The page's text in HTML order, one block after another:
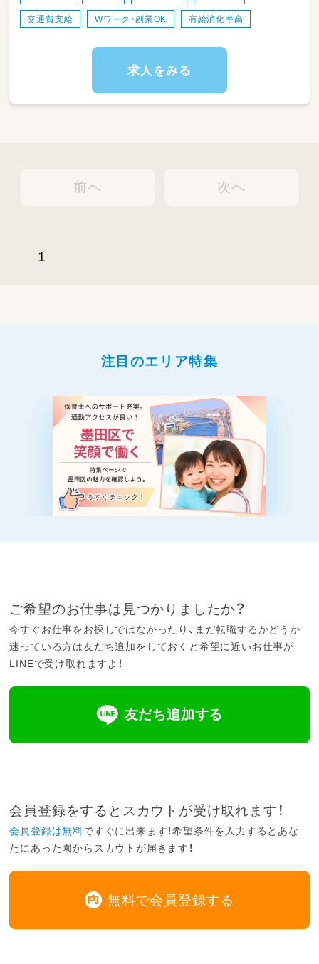
◆離乳食の盛り付け補助
◆洗い物・片付け など
交通費支給 Wワーク・副業OK 有給消化率高
求人をみる
前へ
1
次へ
注目のエリア特集
ご希望のお仕事は見つかりましたか？
今すぐお仕事をお探しではなかったり、まだ転職するかどうか
迷っている方は友だち追加をしておくと希望に近いお仕事が
LINEで受け取れますよ！
友だち追加する
会員登録をするとスカウトが受け取れます！
会員登録は無料ですぐに出来ます！希望条件を入力するとあな
たにあった園からスカウトが届きます！
無料で会員登録する